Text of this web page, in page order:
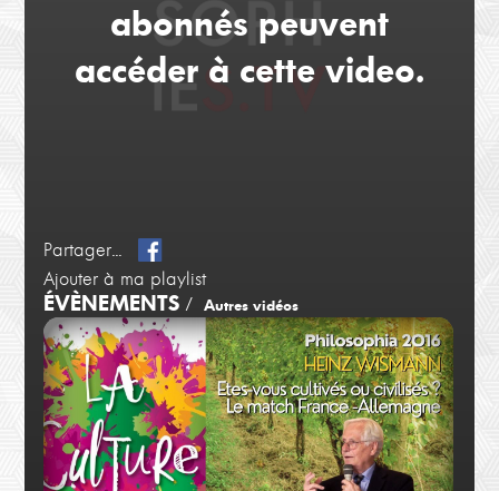
abonnés peuvent
accéder à cette video.
Partager...
Ajouter à ma playlist
ÉVÈNEMENTS /Autres vidéos